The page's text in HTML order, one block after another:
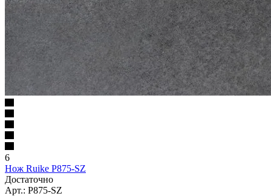
6
Нож Ruike P875-SZ
Достаточно
Арт.: P875-SZ